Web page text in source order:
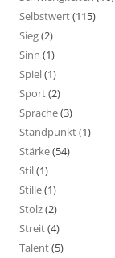
Selbstwert(115)
Sieg(2)
Sinn (1)
Spiel(1)
Sport(2)
Sprache(3)
Standpunkt(1)
Stärke(54)
Stil(1)
Stille(1)
Stolz(2)
Streit(4)
Talent(5)